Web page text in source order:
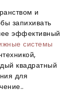
и
запихивать
эффективный
системы
квадратный
для